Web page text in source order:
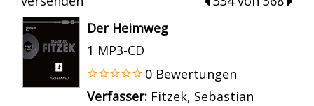
wird in neuem Tab geöffnet
Der Heimweg
1 MP3-CD
0 Bewertungen
Verfasser: Suche nach diesem
Fitzek, Sebastian